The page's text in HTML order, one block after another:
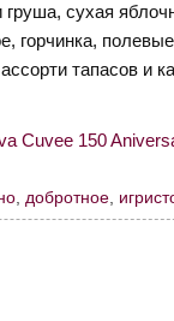
сухая
горчинка,
тапасов и
добротное